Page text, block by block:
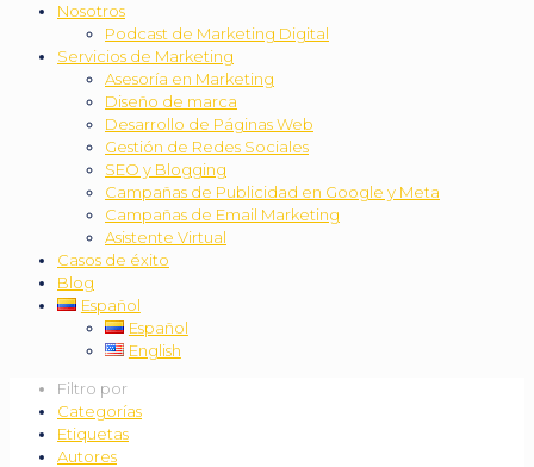
Nosotros
Podcast de Marketing Digital
Servicios de Marketing
Asesoría en Marketing
Diseño de marca
Desarrollo de Páginas Web
Gestión de Redes Sociales
SEO y Blogging
Campañas de Publicidad en Google y Meta
Campañas de Email Marketing
Asistente Virtual
Casos de éxito
Blog
Español
Español
English
Filtro por
Categorías
Etiquetas
Autores